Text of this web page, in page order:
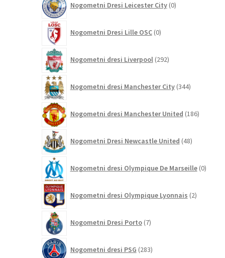
Nogometni Dresi Leicester City 0izdelkov
Nogometni Dresi Lille OSC 0izdelkov
Nogometni dresi Liverpool 292izdelkov
Nogometni dresi Manchester City 344izdelkov
Nogometni dresi Manchester United 186izdelkov
Nogometni Dresi Newcastle United 48izdelkov
Nogometni dresi Olympique De Marseille 0
Nogometni dresi Olympique Lyonnais 2izdelka
Nogometni Dresi Porto 7izdelkov
Nogometni dresi PSG 283izdelkov